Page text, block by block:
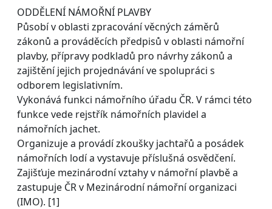
ODDĚLENÍ NÁMOŘNÍ PLAVBY
Působí v oblasti zpracování věcných záměrů
zákonů a prováděcích předpisů v oblasti námořní
plavby, přípravy podkladů pro návrhy zákonů a
zajištění jejich projednávání ve spolupráci s
odborem legislativním.
Vykonává funkci námořního úřadu ČR. V rámci této
funkce vede rejstřík námořních plavidel a
námořních jachet.
Organizuje a provádí zkoušky jachtařů a posádek
námořních lodí a vystavuje příslušná osvědčení.
Zajišťuje mezinárodní vztahy v námořní plavbě a
zastupuje ČR v Mezinárodní námořní organizaci
(IMO). [1]